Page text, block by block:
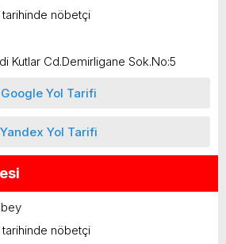
nöbetçi
Kutlar Cd.Demirligane Sok.No:5
Google Yol Tarifi
Yandex Yol Tarifi
nöbetçi